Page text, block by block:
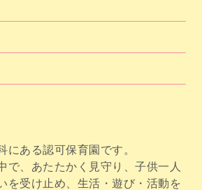
にある認可保育園です。
で、あたたかく見守り、子供一人
を受け止め、生活・遊び・活動を